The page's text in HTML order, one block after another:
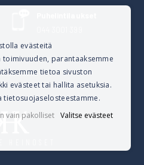
evästeitä
parantaaksemme
tietoa sivuston
evästeet tai hallita asetuksia.
tietosuojaselosteestamme.
vain pakolliset
Valitse evästeet